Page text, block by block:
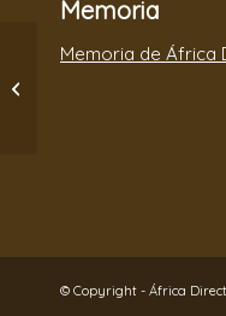
Memoria
Memoria de África
© Copyright - África
Estrenamos Escuela